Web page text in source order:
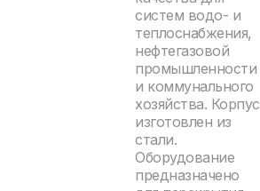
систем водо- и
теплоснабжения,
нефтегазовой
промышленности
и коммунального
хозяйства. Корпус
изготовлен из
стали.
Оборудование
предназначено